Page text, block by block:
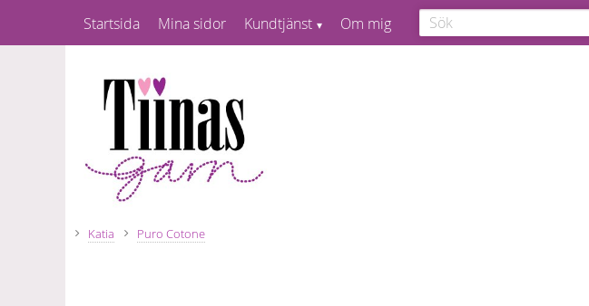
Startsida Mina sidor Kundtjänst Om mig
Katia Puro Cotone